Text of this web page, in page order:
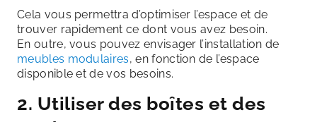
Cela vous permettra d’optimiser l’espace et de
trouver rapidement ce dont vous avez besoin.
En outre, vous pouvez envisager l’installation de
meubles modulaires, en fonction de l’espace
disponible et de vos besoins.
2. Utiliser des boîtes et des